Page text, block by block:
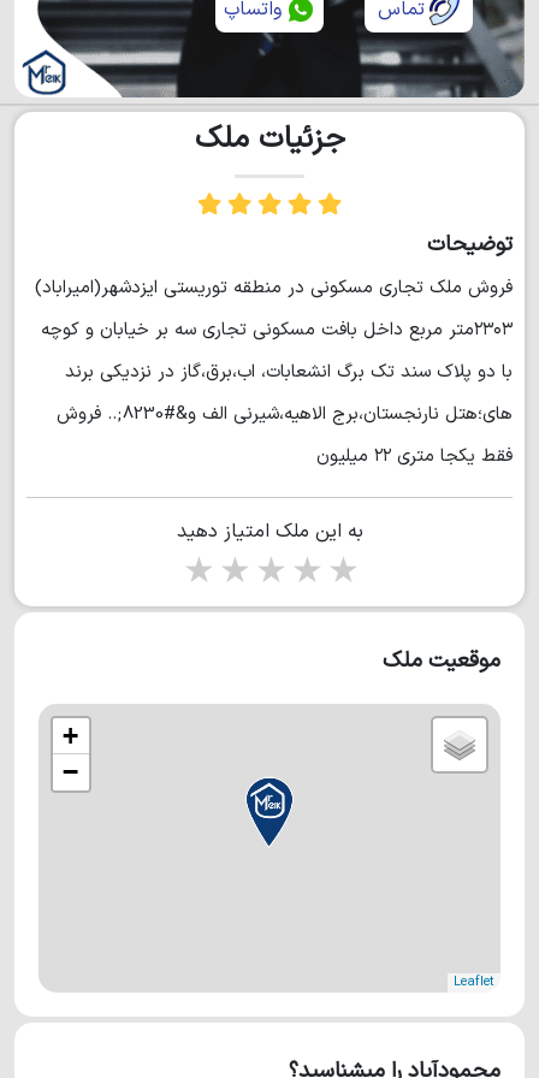
تماس واتساپ
جزئیات ملک
توضیحات
فروش ملک تجاری مسکونی در منطقه توریستی ایزدشهر(امیراباد)
۲۳۰۳متر مربع داخل بافت مسکونی تجاری سه بر خیابان و کوچه
با دو پلاک سند تک برگ انشعابات، اب،برق،گاز در نزدیکی برند
های؛هتل نارنجستان،برج الاهیه،شیرنی الف و&#8230;.. فروش
فقط یکجا متری ۲۲ میلیون
به این ملک امتیاز دهید
5 stars
4 stars
3 stars
2 stars
موقعیت ملک
+
−
Leaflet
محمودآباد را میشناسید؟